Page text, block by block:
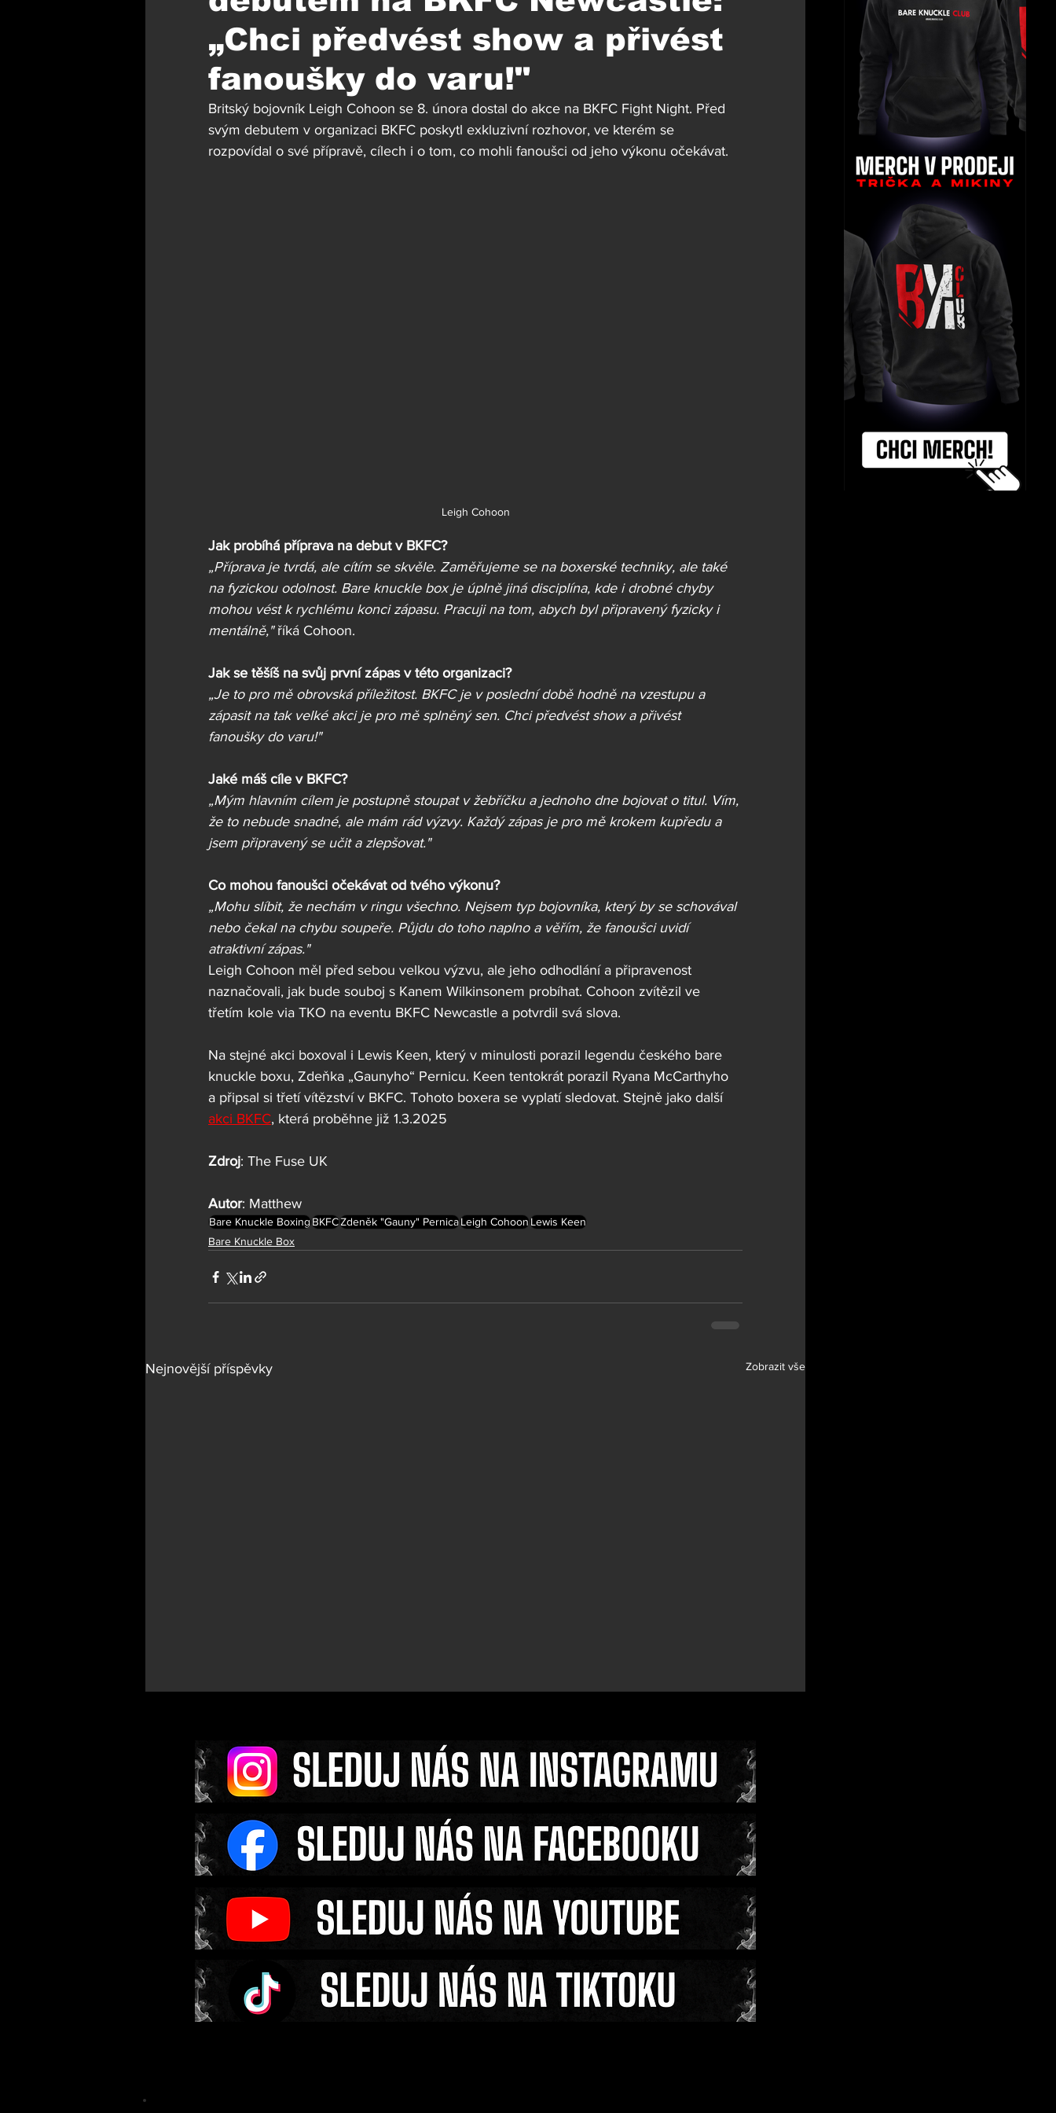
„Chci předvést show a přivést
fanoušky do varu!"
Britský bojovník Leigh Cohoon se 8. února dostal do akce na BKFC Fight Night. Před
svým debutem v organizaci BKFC poskytl exkluzivní rozhovor, ve kterém se
rozpovídal o své přípravě, cílech i o tom, co mohli fanoušci od jeho výkonu očekávat.
Leigh Cohoon
Jak probíhá příprava na debut v BKFC?
„Příprava je tvrdá, ale cítím se skvěle. Zaměřujeme se na boxerské techniky, ale také
na fyzickou odolnost. Bare knuckle box je úplně jiná disciplína, kde i drobné chyby
mohou vést k rychlému konci zápasu. Pracuji na tom, abych byl připravený fyzicky i
mentálně," říká Cohoon.
Jak se těšíš na svůj první zápas v této organizaci?
„Je to pro mě obrovská příležitost. BKFC je v poslední době hodně na vzestupu a
zápasit na tak velké akci je pro mě splněný sen. Chci předvést show a přivést
fanoušky do varu!"
Jaké máš cíle v BKFC?
„Mým hlavním cílem je postupně stoupat v žebříčku a jednoho dne bojovat o titul. Vím,
že to nebude snadné, ale mám rád výzvy. Každý zápas je pro mě krokem kupředu a
jsem připravený se učit a zlepšovat."
Co mohou fanoušci očekávat od tvého výkonu?
„Mohu slíbit, že nechám v ringu všechno. Nejsem typ bojovníka, který by se schovával
nebo čekal na chybu soupeře. Půjdu do toho naplno a věřím, že fanoušci uvidí
atraktivní zápas."
Leigh Cohoon měl před sebou velkou výzvu, ale jeho odhodlání a připravenost
naznačovali, jak bude souboj s Kanem Wilkinsonem probíhat. Cohoon zvítězil ve
třetím kole via TKO na eventu BKFC Newcastle a potvrdil svá slova.
Na stejné akci boxoval i Lewis Keen, který v minulosti porazil legendu českého bare
knuckle boxu, Zdeňka „Gaunyho“ Pernicu. Keen tentokrát porazil Ryana McCarthyho
a připsal si třetí vítězství v BKFC. Tohoto boxera se vyplatí sledovat. Stejně jako další
akci BKFC, která proběhne již 1.3.2025
Zdroj: The Fuse UK
Autor: Matthew
Bare Knuckle BoxingBKFCZdeněk "Gauny" PernicaLeigh CohoonLewis Keen
Bare Knuckle Box
Nejnovější příspěvky Zobrazit vše
TOP 25 nejlepších bare-knuckle
boxerů - P4P Ranking all time dle
BoxRec
Špilberk. Nabídne první ženský
zápas bez rukavic v Česku